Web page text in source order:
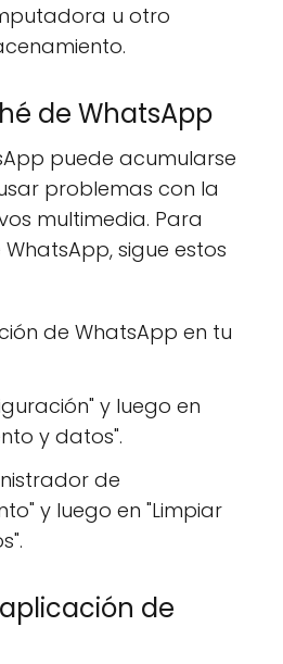
u otro
de WhatsApp
puede acumularse
problemas con la
multimedia. Para
sigue estos
de WhatsApp en tu
y luego en
y datos".
de
y luego en "Limpiar
de